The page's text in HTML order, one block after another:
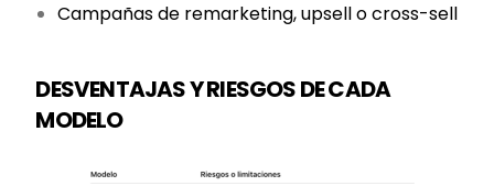
Campañas de remarketing, upsell o cross-sell
DESVENTAJAS Y RIESGOS DE CADA
MODELO